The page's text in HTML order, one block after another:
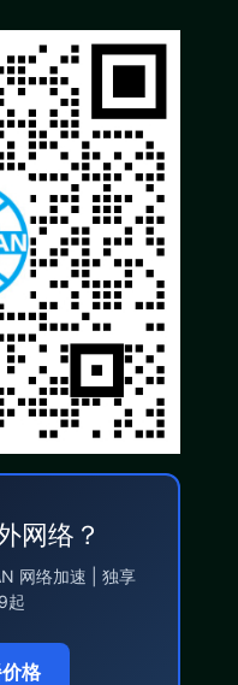
网络？
网络加速 | 独享
起
格